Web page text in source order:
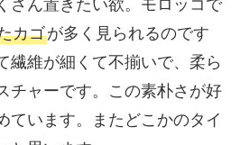
さん置きたい欲。モロッコで
カゴが多く見られるのです
繊維が細くて不揃いで、柔ら
チャーです。この素朴さが好
ています。またどこかのタイ